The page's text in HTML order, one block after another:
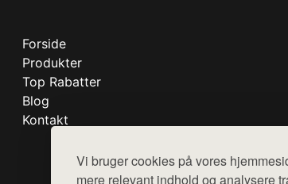
Vi bruger cookies på vores
mere relevant indhold og analysere
Forside
Produkter
Top Rabatter
Blog
Kontakt